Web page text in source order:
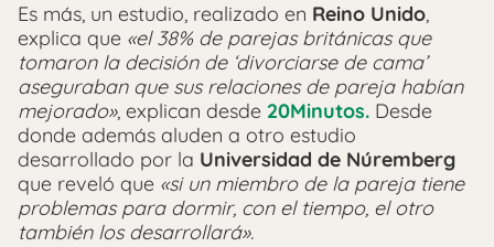
Es más, un estudio, realizado en Reino Unido,
explica que «el 38% de parejas británicas que
tomaron la decisión de ‘divorciarse de cama’
aseguraban que sus relaciones de pareja habían
mejorado», explican desde 20Minutos. Desde
donde además aluden a otro estudio
desarrollado por la Universidad de Núremberg
que reveló que «si un miembro de la pareja tiene
problemas para dormir, con el tiempo, el otro
también los desarrollará».